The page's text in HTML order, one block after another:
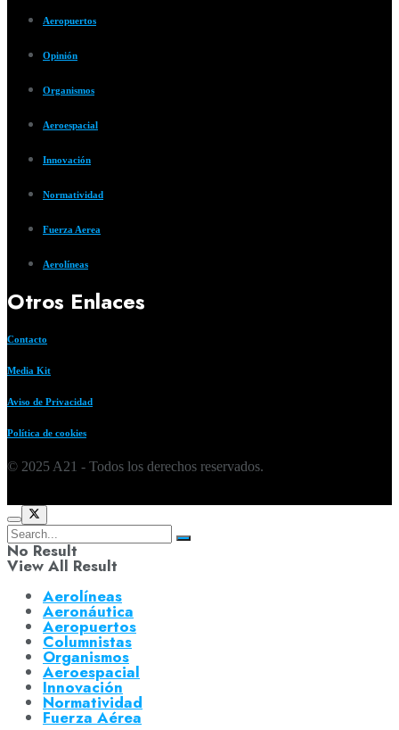
Aeropuertos
Opinión
Organismos
Aeroespacial
Innovación
Normatividad
Fuerza Aerea
Aerolíneas
Otros Enlaces
Contacto
Media Kit
Aviso de Privacidad
Política de cookies
© 2025 A21 - Todos los derechos reservados.
No Result
View All Result
Aerolíneas
Aeronáutica
Aeropuertos
Columnistas
Organismos
Aeroespacial
Innovación
Normatividad
Fuerza Aérea